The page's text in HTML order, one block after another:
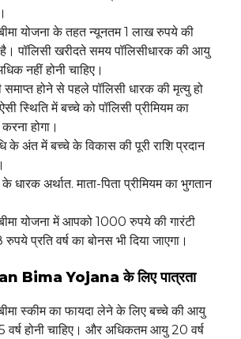
योजना के तहत न्यूनतम 1 लाख रुपये की
है। पॉलिसी खरीदते समय पॉलिसीधारक की आयु
नहीं होनी चाहिए।
समाप्त होने से पहले पॉलिसी धारक की मृत्यु हो
स्थिति में बच्चे को पॉलिसी प्रीमियम का
होगा।
के अंत में बच्चे के विकास की पूरी राशि प्रदान
धारक अर्थात. माता-पिता प्रीमियम का भुगतान
योजना में आपको 1000 रुपये की गारंटी
प्रति वर्ष का बोनस भी दिया जाएगा।
Bima Yojana के लिए पात्रता
स्कीम का फायदा लेने के लिए बच्चे की आयु
होनी चाहिए। और अधिकतम आयु 20 वर्ष